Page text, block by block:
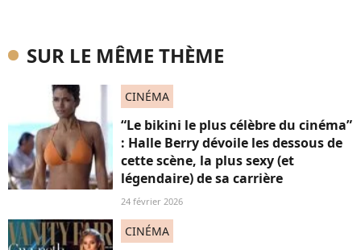
SUR LE MÊME THÈME
CINÉMA
“Le bikini le plus célèbre du cinéma”
: Halle Berry dévoile les dessous de
cette scène, la plus sexy (et
légendaire) de sa carrière
24 février 2026
CINÉMA